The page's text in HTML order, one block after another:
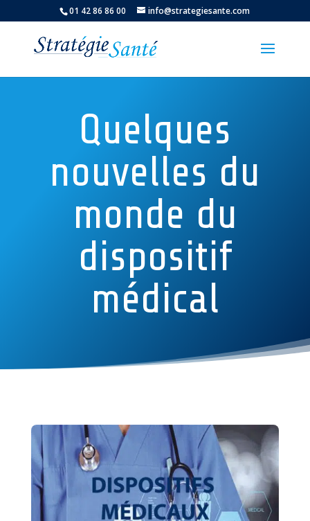
01 42 86 86 00 info@strategiesante.com
Quelques
nouvelles du
monde du
dispositif
médical